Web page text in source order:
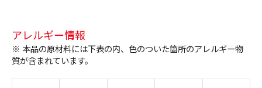
アレルギー情報
※ 本品の原材料には下表の内、色のついた箇所のアレルギー物
質が含まれています。